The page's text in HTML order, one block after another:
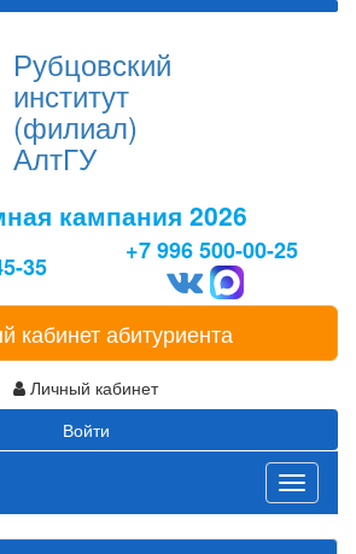
Рубцовский
институт
(филиал)
АлтГУ
кампания 2026
35
+7 996 500-00-25
кабинет абитуриента
Личный кабинет
Войти
Toggle